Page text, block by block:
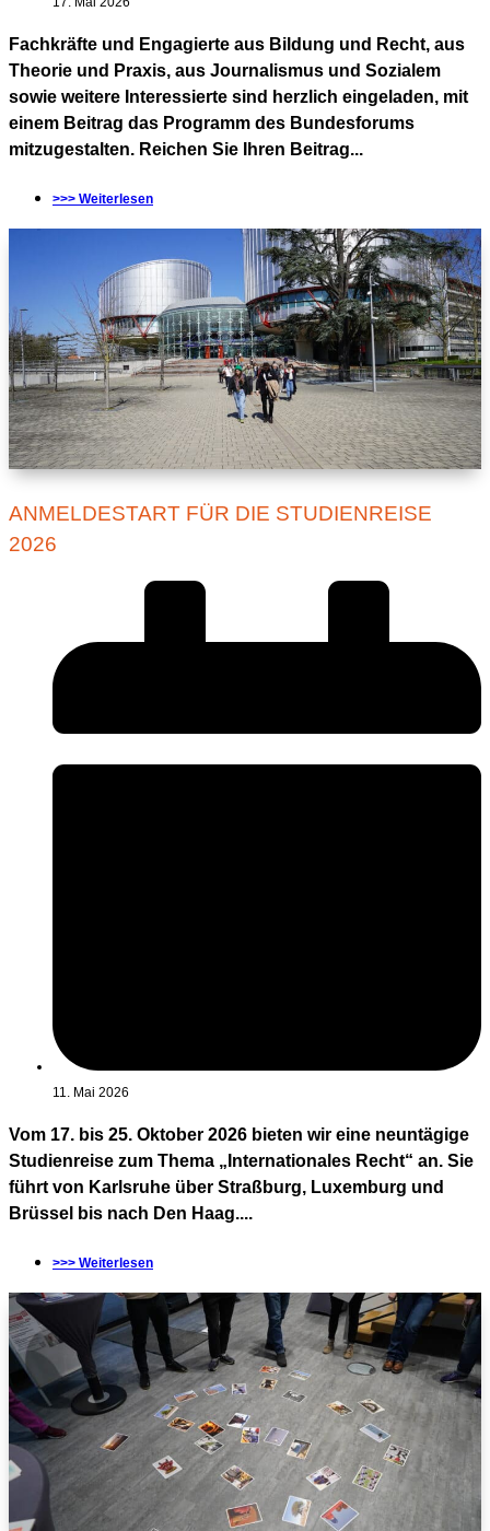
Fachkräfte und Engagierte aus Bildung und Recht, aus
Theorie und Praxis, aus Journalismus und Sozialem
sowie weitere Interessierte sind herzlich eingeladen, mit
einem Beitrag das Programm des Bundesforums
mitzugestalten. Reichen Sie Ihren Beitrag...
>>> Weiterlesen
ANMELDESTART FÜR DIE STUDIENREISE
2026
11. Mai 2026
Vom 17. bis 25. Oktober 2026 bieten wir eine neuntägige
Studienreise zum Thema „Internationales Recht“ an. Sie
führt von Karlsruhe über Straßburg, Luxemburg und
Brüssel bis nach Den Haag....
>>> Weiterlesen